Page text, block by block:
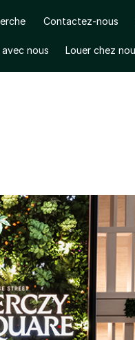
Contactez-nous
nous Ouvrir le sous-menu
Louer chez